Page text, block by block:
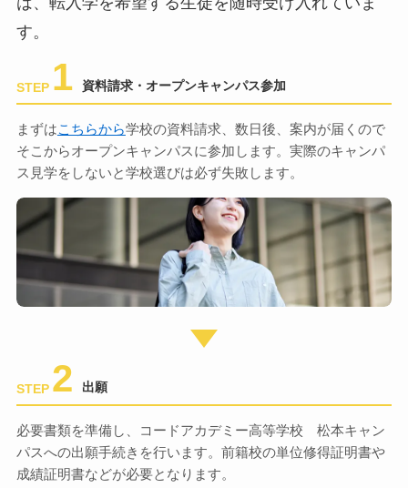
す。
STEP 1 資料請求・オープンキャンパス参加
まずはこちらから学校の資料請求、数日後、案内が届くので
そこからオープンキャンパスに参加します。実際のキャンパ
ス見学をしないと学校選びは必ず失敗します。
STEP 2 出願
必要書類を準備し、コードアカデミー高等学校 松本キャン
パスへの出願手続きを行います。前籍校の単位修得証明書や
成績証明書などが必要となります。